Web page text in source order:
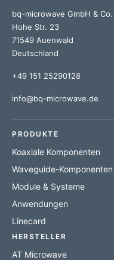
bq-microwave GmbH & Co.
Hohe Str. 23
71549 Auenwald
Deutschland
+49 151 25290128
info@bq-microwave.de
PRODUKTE
Koaxiale Komponenten
Waveguide-Komponenten
Module & Systeme
Anwendungen
Linecard
HERSTELLER
AT Microwave